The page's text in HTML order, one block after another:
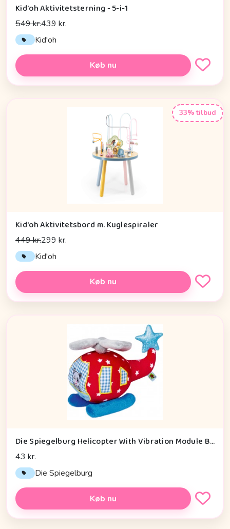
Kid'oh Aktivitetsterning - 5-i-1
549 kr.439 kr.
Kid'oh
Køb nu
33% tilbud
Kid'oh Aktivitetsbord m. Kuglespiraler
449 kr.299 kr.
Kid'oh
Køb nu
Die Spiegelburg Helicopter With Vibration Module Baby Charms - Legetøj
43 kr.
Die Spiegelburg
Køb nu